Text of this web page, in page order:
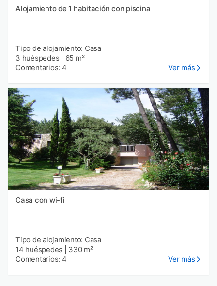
Alojamiento de 1 habitación con piscina
Tipo de alojamiento: Casa
3 huéspedes
65 m²
Comentarios: 4
Ver más
Casa con wi-fi
Tipo de alojamiento: Casa
14 huéspedes
330 m²
Comentarios: 4
Ver más